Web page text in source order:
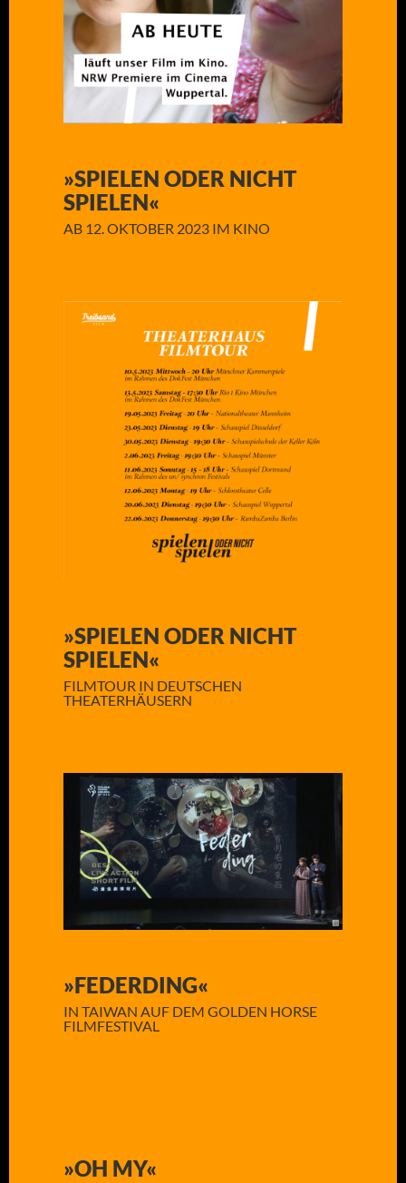
»SPIELEN ODER NICHT
SPIELEN«
AB 12. OKTOBER 2023 IM KINO
»SPIELEN ODER NICHT
SPIELEN«
FILMTOUR IN DEUTSCHEN
THEATERHÄUSERN
»FEDERDING«
IN TAIWAN AUF DEM GOLDEN HORSE
FILMFESTIVAL
»OH MY«